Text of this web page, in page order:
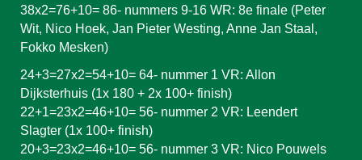
38x2=76+10= 86- nummers 9-16 WR: 8e finale (Peter
Wit, Nico Hoek, Jan Pieter Westing, Anne Jan Staal,
Fokko Mesken)
24+3=27x2=54+10= 64- nummer 1 VR: Allon
Dijksterhuis (1x 180 + 2x 100+ finish)
22+1=23x2=46+10= 56- nummer 2 VR: Leendert
Slagter (1x 100+ finish)
20+3=23x2=46+10= 56- nummer 3 VR: Nico Pouwels